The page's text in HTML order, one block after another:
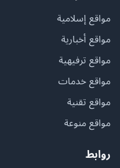
مواقع إسلامية
مواقع أخبارية
مواقع ترفيهية
مواقع خدمات
مواقع تقنية
مواقع منوعة
روابط